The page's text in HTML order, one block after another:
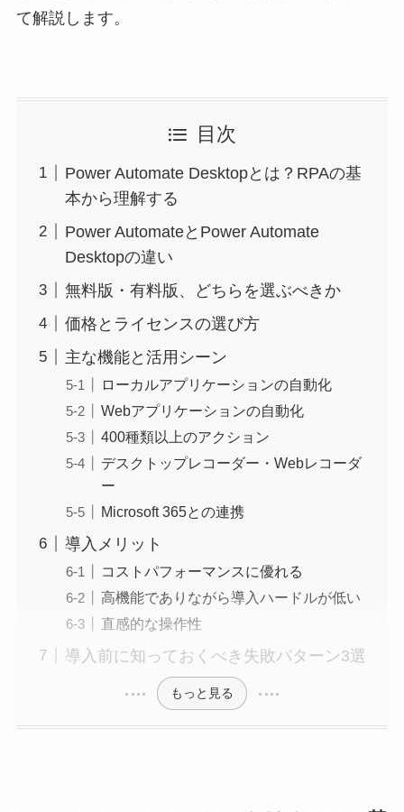
て解説します。
目次
Power Automate Desktopとは？RPAの基
本から理解する
Power AutomateとPower Automate
Desktopの違い
無料版・有料版、どちらを選ぶべきか
価格とライセンスの選び方
主な機能と活用シーン
ローカルアプリケーションの自動化
Webアプリケーションの自動化
400種類以上のアクション
デスクトップレコーダー・Webレコーダ
ー
Microsoft 365との連携
導入メリット
コストパフォーマンスに優れる
高機能でありながら導入ハードルが低い
直感的な操作性
導入前に知っておくべき失敗パターン3選
もっと見る